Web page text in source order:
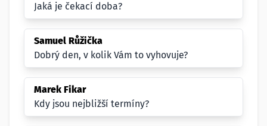
Jaká je čekací doba?
Samuel Růžička
Dobrý den, v kolik Vám to vyhovuje?
Marek Fikar
Kdy jsou nejbližší termíny?